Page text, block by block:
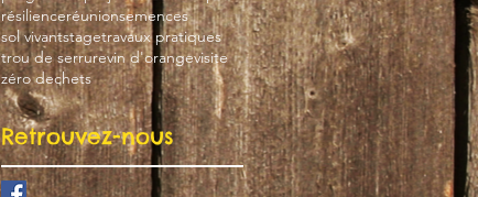
résilienceréunionsemences
sol vivantstagetravaux pratiques
trou de serrurevin d'orangevisite
zéro dechets
Retrouvez-nous